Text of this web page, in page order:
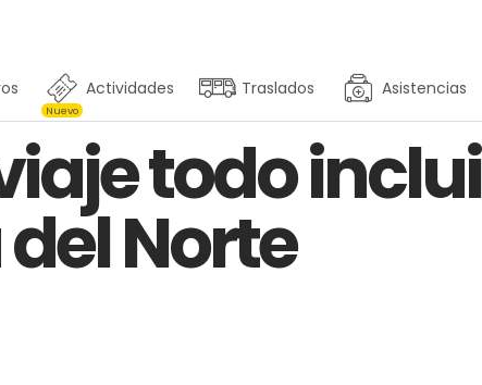
Actividades
Nuevo
Traslados Asistencias
todo
Norte